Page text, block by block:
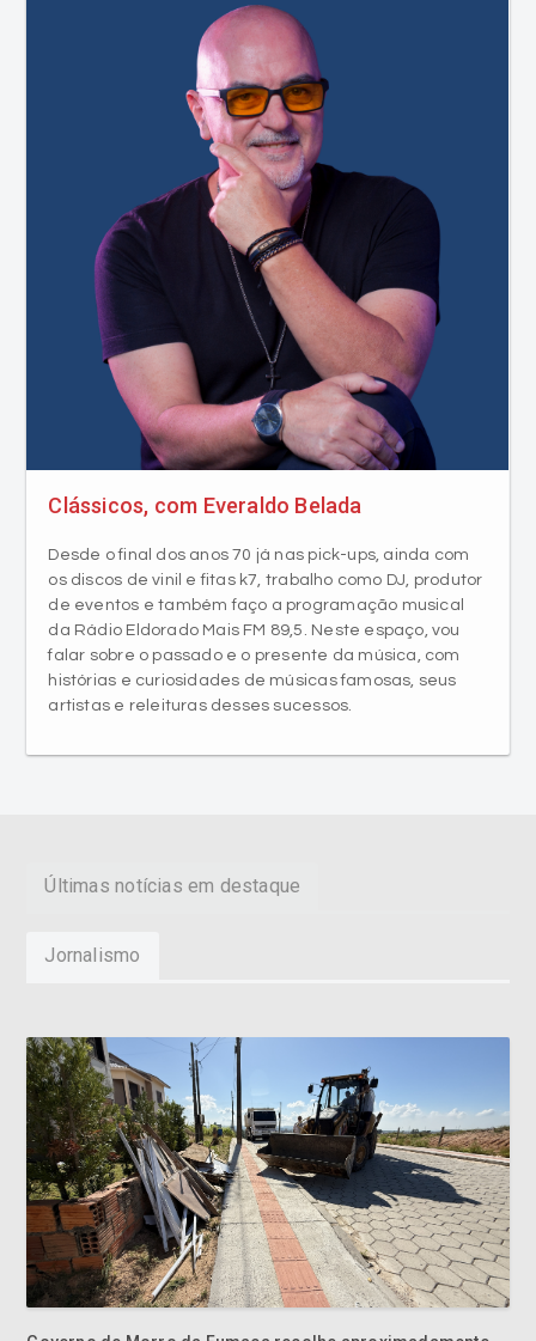
Clássicos, com Everaldo Belada
Desde o final dos anos 70 já nas pick-ups, ainda com
os discos de vinil e fitas k7, trabalho como DJ, produtor
de eventos e também faço a programação musical
da Rádio Eldorado Mais FM 89,5. Neste espaço, vou
falar sobre o passado e o presente da música, com
histórias e curiosidades de músicas famosas, seus
artistas e releituras desses sucessos.
Últimas notícias em destaque
Jornalismo